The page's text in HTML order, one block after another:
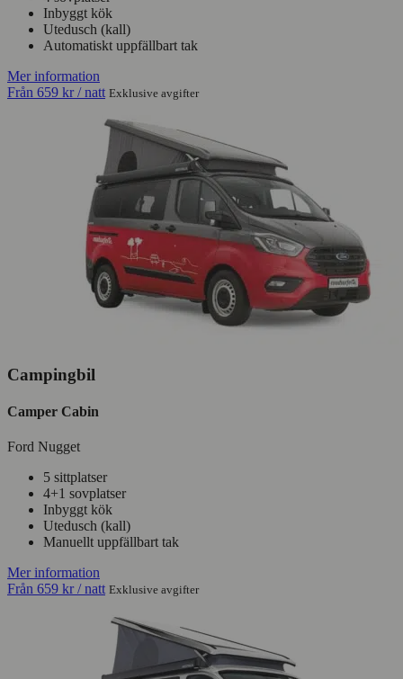
Inbyggt kök
Utedusch (kall)
Automatiskt uppfällbart tak
Mer information
Från 659 kr / natt Exklusive avgifter
Campingbil
Camper Cabin
Ford Nugget
5 sittplatser
4+1 sovplatser
Inbyggt kök
Utedusch (kall)
Manuellt uppfällbart tak
Mer information
Från 659 kr / natt Exklusive avgifter